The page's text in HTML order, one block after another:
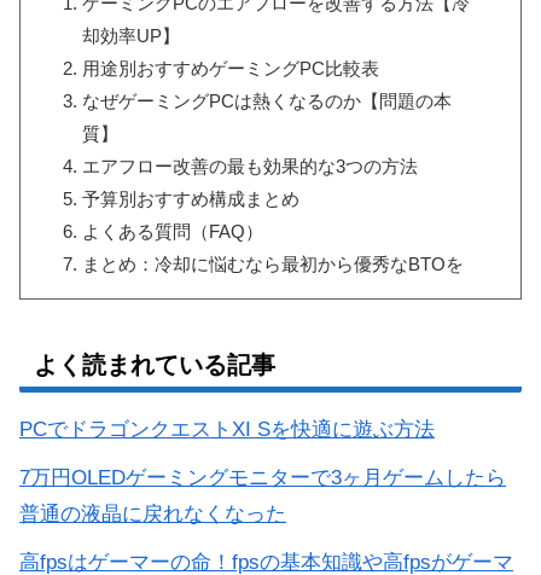
却効率UP】
用途別おすすめゲーミングPC比較表
なぜゲーミングPCは熱くなるのか【問題の本
質】
エアフロー改善の最も効果的な3つの方法
予算別おすすめ構成まとめ
よくある質問（FAQ）
まとめ：冷却に悩むなら最初から優秀なBTOを
よく読まれている記事
PCでドラゴンクエストXI Sを快適に遊ぶ方法
7万円OLEDゲーミングモニターで3ヶ月ゲームしたら
普通の液晶に戻れなくなった
高fpsはゲーマーの命！fpsの基本知識や高fpsがゲーマ